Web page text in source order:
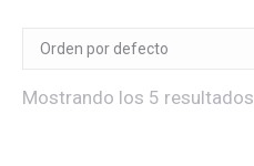
Mostrando los 5 resultados